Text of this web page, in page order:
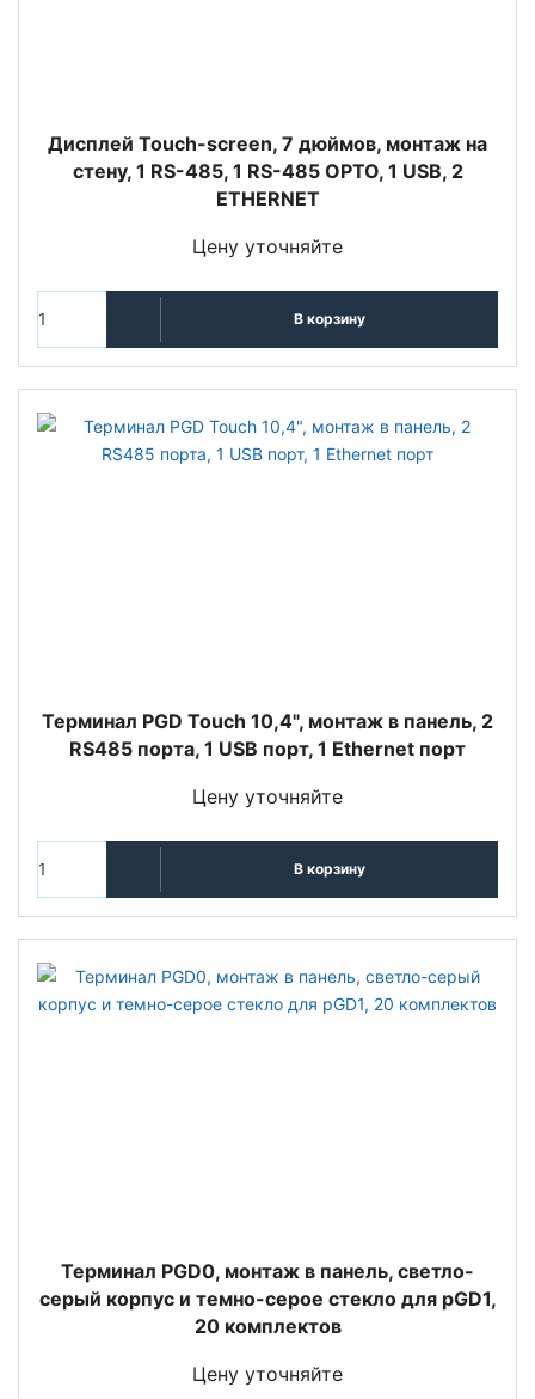
Дисплей Touch-screen, 7 дюймов, монтаж на
стену, 1 RS-485, 1 RS-485 OPTO, 1 USB, 2
ETHERNET
Цену уточняйте
В корзину
Терминал PGD Touch 10,4", монтаж в панель, 2
RS485 порта, 1 USB порт, 1 Ethernet порт
Цену уточняйте
В корзину
Терминал PGD0, монтаж в панель, светло-
серый корпус и темно-серое стекло для pGD1,
20 комплектов
Цену уточняйте